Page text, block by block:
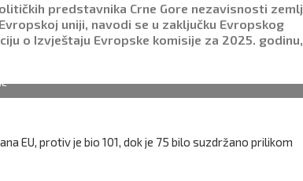
predstavnika Crne Gore nezavisnosti
uniji, navodi se u zaključku Evropskog
o Izvještaju Evropske komisije za 2025.
EU, protiv je bio 101, dok je 75 bilo suzdržano prilikom